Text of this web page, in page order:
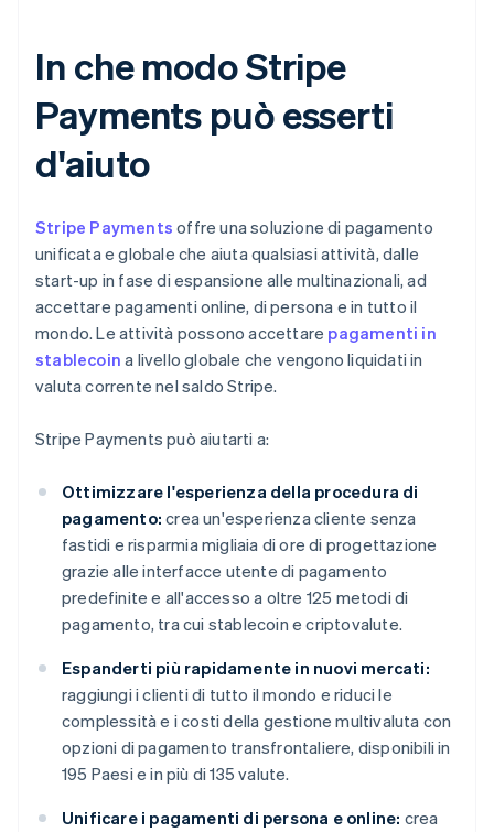
In che modo Stripe
Payments può esserti
d'aiuto
Stripe Payments offre una soluzione di pagamento
unificata e globale che aiuta qualsiasi attività, dalle
start-up in fase di espansione alle multinazionali, ad
accettare pagamenti online, di persona e in tutto il
mondo. Le attività possono accettare pagamenti in
stablecoin a livello globale che vengono liquidati in
valuta corrente nel saldo Stripe.
Stripe Payments può aiutarti a:
Ottimizzare l'esperienza della procedura di
pagamento: crea un'esperienza cliente senza
fastidi e risparmia migliaia di ore di progettazione
grazie alle interfacce utente di pagamento
predefinite e all'accesso a oltre 125 metodi di
pagamento, tra cui stablecoin e criptovalute.
Espanderti più rapidamente in nuovi mercati:
raggiungi i clienti di tutto il mondo e riduci le
complessità e i costi della gestione multivaluta con
opzioni di pagamento transfrontaliere, disponibili in
195 Paesi e in più di 135 valute.
Unificare i pagamenti di persona e online: crea